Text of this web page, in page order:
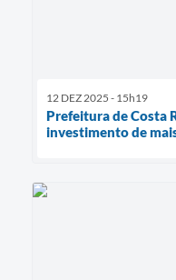
12 DEZ 2025 - 15h19
Prefeitura de Costa
investimento de